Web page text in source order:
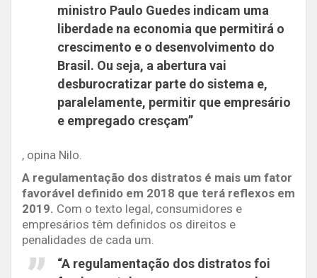
ministro Paulo Guedes indicam uma
liberdade na economia que permitirá o
crescimento e o desenvolvimento do
Brasil. Ou seja, a abertura vai
desburocratizar parte do sistema e,
paralelamente, permitir que empresário
e empregado cresçam”
, opina Nilo.
A regulamentação dos distratos é mais um fator
favorável definido em 2018 que terá reflexos em
2019. Com o texto legal, consumidores e
empresários têm definidos os direitos e
penalidades de cada um.
“A regulamentação dos distratos foi